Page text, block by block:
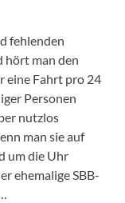
fehlenden
hört man den
eine Fahrt pro 24
Personen
nutzlos
man sie auf
um die Uhr
ehemalige SBB-